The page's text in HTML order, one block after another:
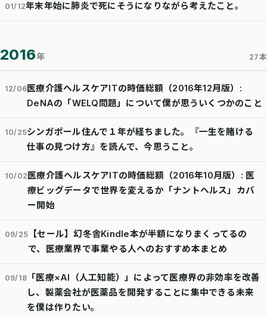
01/12年末年始に肺炎で死にそうになりながら考えたこと。
2016年 27本
12/06医療介護ヘルスケアITの時価総額（2016年12月版）:
DeNAの「WELQ問題」について僕が思ういくつかのこと
10/25シンガポール住んで１年が経ちました。『一生を賭ける
仕事の見つけ方』を読んで、今思うこと。
10/02医療介護ヘルスケアITの時価総額（2016年10月版）: 医
療ビッグデータで世界を変えるか「ナントヘルス」カバ
ー開始
09/25
【セール】幻冬舎Kindle本が半額になりまくってるの
で、医療業界で事業やる人へのおすすめ本まとめ
09/18 「医療×AI（人工知能）」によって医療界の非効率を改善
し、製薬会社が医薬品を開発することに集中できる未来
を僕は作りたい。